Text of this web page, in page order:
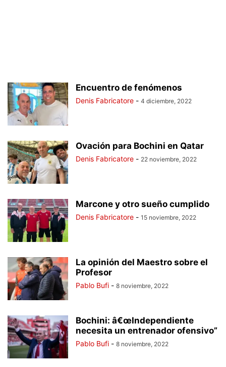
Encuentro de fenómenos
Denis Fabricatore - 4 diciembre, 2022
Ovación para Bochini en Qatar
Denis Fabricatore - 22 noviembre, 2022
Marcone y otro sueño cumplido
Denis Fabricatore - 15 noviembre, 2022
La opinión del Maestro sobre el
Profesor
Pablo Bufi - 8 noviembre, 2022
Bochini: â€œIndependiente
necesita un entrenador ofensivo”
Pablo Bufi - 8 noviembre, 2022